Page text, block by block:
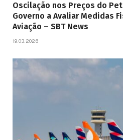
Oscilação nos Preços do
Governo a Avaliar Medidas
Aviação – SBT News
19.03.2026